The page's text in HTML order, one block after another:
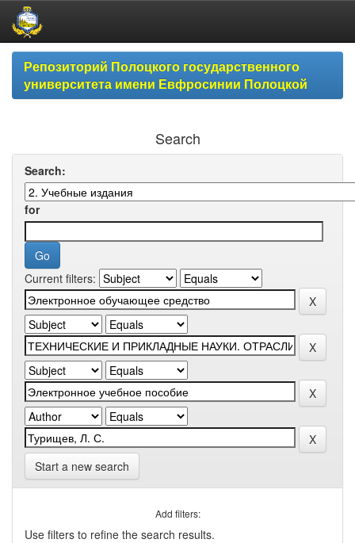
Skip
navigationРепозиторий Полоцкого государственного
университета имени Евфросинии Полоцкой
Search
Search:
for
Current filters:
Start a new search
Add filters:
Use filters to refine the search results.